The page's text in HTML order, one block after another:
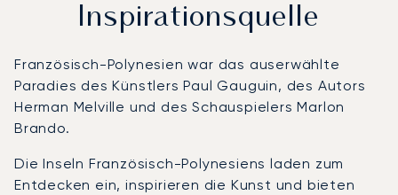
Inspirationsquelle
Französisch-Polynesien war das auserwählte
Paradies des Künstlers Paul Gauguin, des Autors
Herman Melville und des Schauspielers Marlon
Brando.
Die Inseln Französisch-Polynesiens laden zum
Entdecken ein, inspirieren die Kunst und bieten